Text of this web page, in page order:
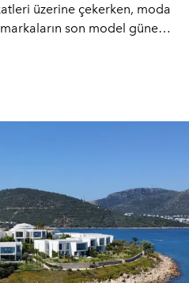
üzerine çekerken, moda
son model güneş